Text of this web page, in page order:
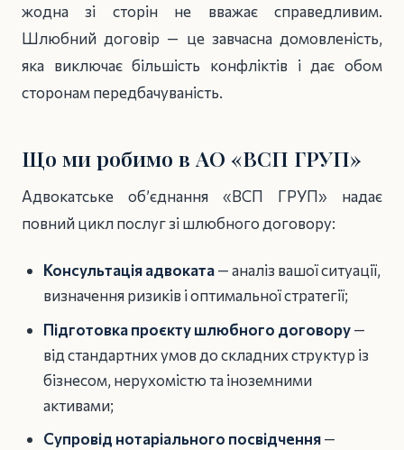
жодна зі сторін не вважає справедливим.
Шлюбний договір — це завчасна домовленість,
яка виключає більшість конфліктів і дає обом
сторонам передбачуваність.
Що ми робимо в АО «ВСП ГРУП»
Адвокатське об’єднання «ВСП ГРУП» надає
повний цикл послуг зі шлюбного договору:
Консультація адвоката— аналіз вашої ситуації,
визначення ризиків і оптимальної стратегії;
Підготовка проєкту шлюбного договору—
від стандартних умов до складних структур із
бізнесом, нерухомістю та іноземними
активами;
Супровід нотаріального посвідчення—